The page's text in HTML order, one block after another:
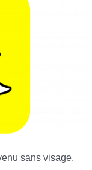
sans visage.